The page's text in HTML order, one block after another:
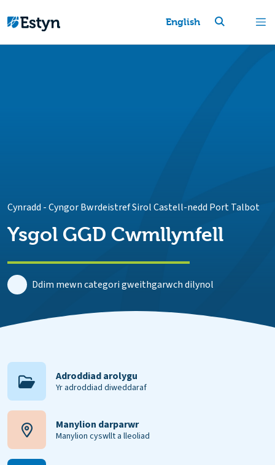
English
Cynradd -Cyngor Bwrdeistref Sirol Castell-nedd Port Talbot
Ysgol GGD Cwmllynfell
Ddim mewn categori gweithgarwch dilynol
Adroddiad arolygu
Yr adroddiad diweddaraf
Manylion darparwr
Manylion cyswllt a lleoliad